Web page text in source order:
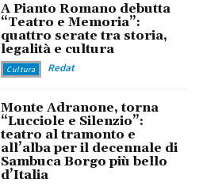
A Pianto Romano debutta
“Teatro e Memoria”:
quattro serate tra storia,
legalità e cultura
Cultura Redat
Monte Adranone, torna
“Lucciole e Silenzio”:
teatro al tramonto e
all’alba per il decennale di
Sambuca Borgo più bello
d’Italia